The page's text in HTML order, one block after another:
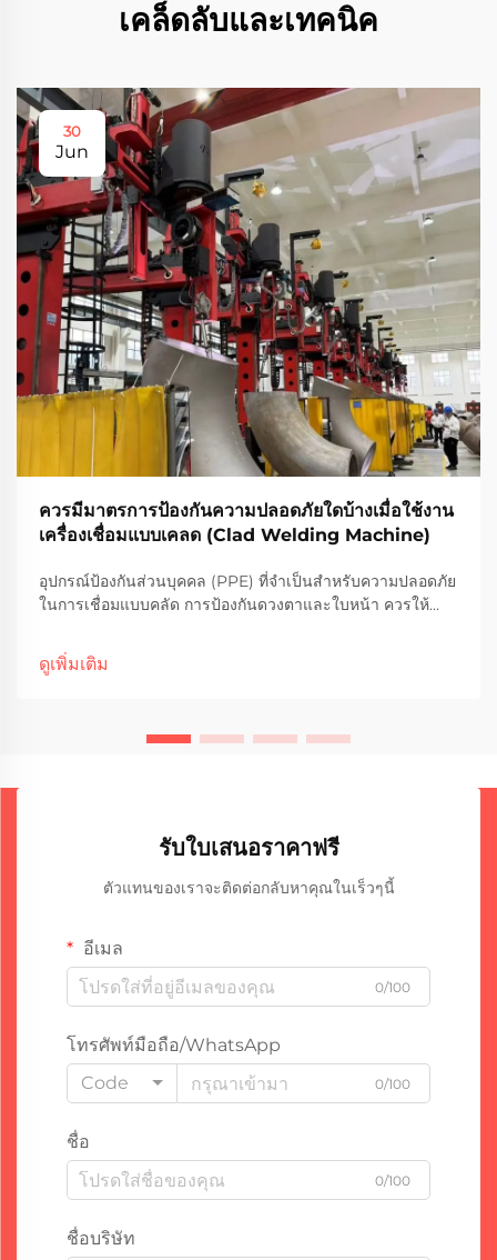
เคล็ดลับและเทคนิค
30
Jun
ควรมีมาตรการป้องกันความปลอดภัยใดบ้างเมื่อใช้งาน
เครื่องเชื่อมแบบเคลด (Clad Welding Machine)
อุปกรณ์ป้องกันส่วนบุคคล (PPE) ที่จำเป็นสำหรับความปลอดภัย
ในการเชื่อมแบบคลัด การป้องกันดวงตาและใบหน้า ควรให้
เพราะประกายไฟและรังสีอัลตราไวโอเลตที่เกิดขึ้นสามารถก่อ
ให้เกิดอันตรายได้ แว่นตาหรือหน้ากากป้องกันไม่ใช่แค่คำ
ดูเพิ่มเติม
รับใบเสนอราคาฟรี
ตัวแทนของเราจะติดต่อกลับหาคุณในเร็วๆนี้
อีเมล
0/100
โทรศัพท์มือถือ/WhatsApp
Code
0/100
ชื่อ
0/100
ชื่อบริษัท